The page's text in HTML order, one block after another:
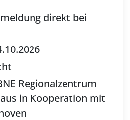
direkt bei
Regionalzentrum
in Kooperation mit